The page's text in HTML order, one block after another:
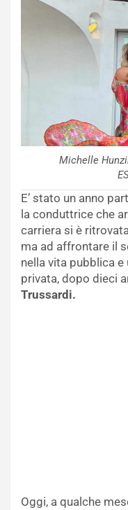
Michelle
E’ stato un anno
la conduttrice che
carriera si è
ma ad affrontare il
nella vita pubblica
privata, dopo dieci
Trussardi.
Oggi, a qualche